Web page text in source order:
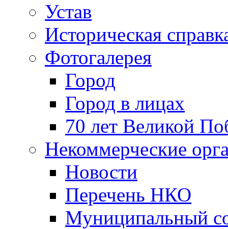
Устав
Историческая
Фотогалерея
Город
Город в лицах
70 лет Великой
Некоммерческие
Новости
Перечень НКО
Муниципальный